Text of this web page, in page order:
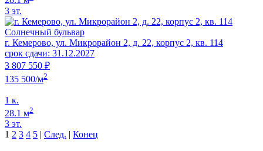
3 эт.
Солнечный бульвар
г. Кемерово, ул. Микрорайон 2, д. 22, корпус 2, кв. 114
срок сдачи: 31.12.2027
3 807 550 ₽
135 500/м2
1 к.
28.1 м2
3 эт.
1 2 3 4 5 | След. | Конец